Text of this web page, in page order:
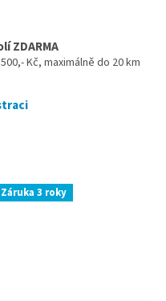
ZDARMA
Kč, maximálně do 20 km
Záruka 3 roky